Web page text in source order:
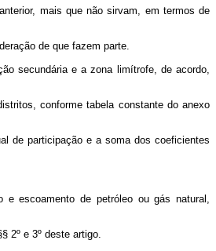
mais que não sirvam, em termos de
de que fazem parte.
secundária e a zona limítrofe, de acordo,
conforme tabela constante do anexo
de participação e a soma dos coeficientes
e escoamento de petróleo ou gás natural,
2º e 3º deste artigo.